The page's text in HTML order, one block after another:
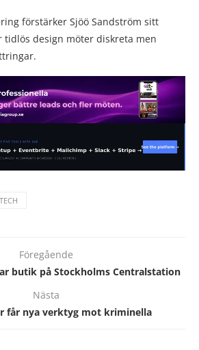
förstärker Sjöö Sandström sitt
tidlös design möter diskreta men
TECH
Föregående
butik på Stockholms Centralstation
Nästa
får nya verktyg mot kriminella